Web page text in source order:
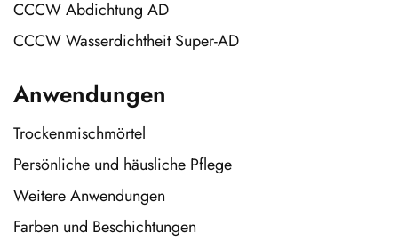
CCCW Abdichtung AD
CCCW Wasserdichtheit Super-AD
Anwendungen
Trockenmischmörtel
Persönliche und häusliche Pflege
Weitere Anwendungen
Farben und Beschichtungen